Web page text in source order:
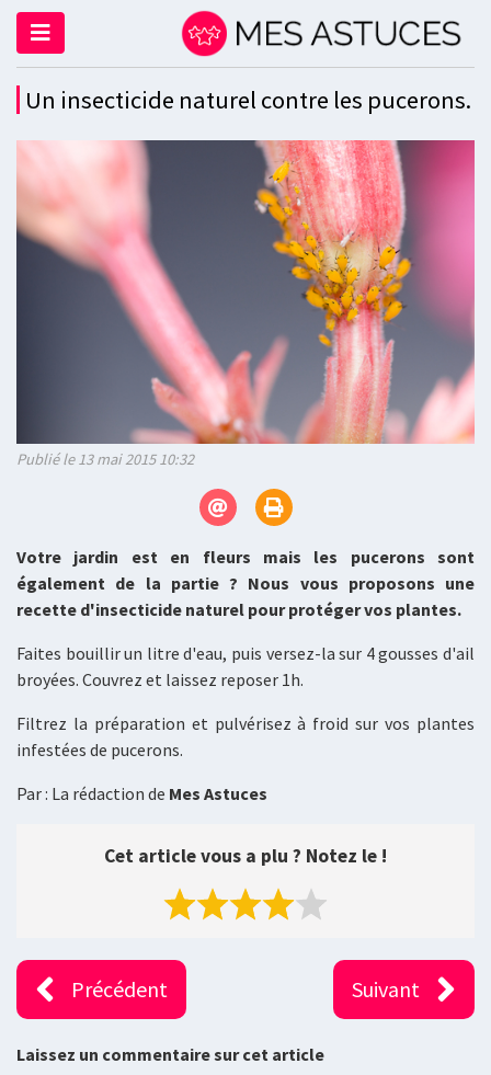
Un insecticide naturel contre les pucerons.
Publié le 13 mai 2015 10:32
Votre jardin est en fleurs mais les pucerons sont
également de la partie ? Nous vous proposons une
recette d'insecticide naturel pour protéger vos plantes.
Faites bouillir un litre d'eau, puis versez-la sur 4 gousses d'ail
broyées. Couvrez et laissez reposer 1h.
Filtrez la préparation et pulvérisez à froid sur vos plantes
infestées de pucerons.
Par : La rédaction de Mes Astuces
Cet article vous a plu ? Notez le !
Précédent Suivant
Laissez un commentaire sur cet article